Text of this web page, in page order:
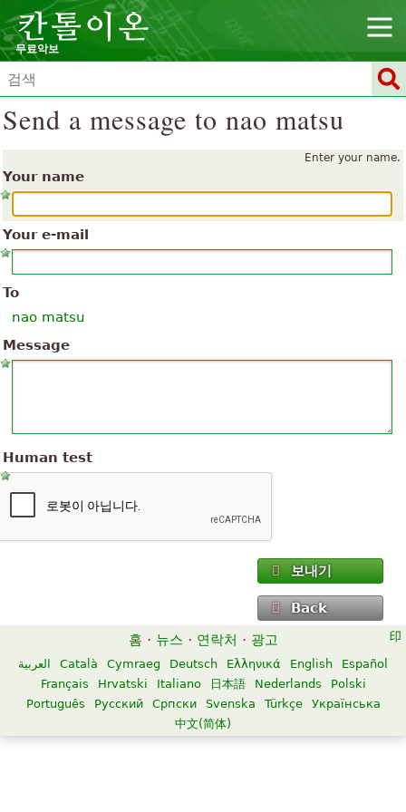
무료악보
Send a message to nao matsu
Enter your name.
Your name
Your e-mail
To
nao matsu
Message
Human test
보내기
Back
홈 · 뉴스 · 연락처 · 광고
العربية Català Cymraeg Deutsch Ελληνικά English
Español
Français
Hrvatski Italiano 日本語 Nederlands
Polski
Português
Русский Српски Svenska Türkçe
Українська
中文(简体)